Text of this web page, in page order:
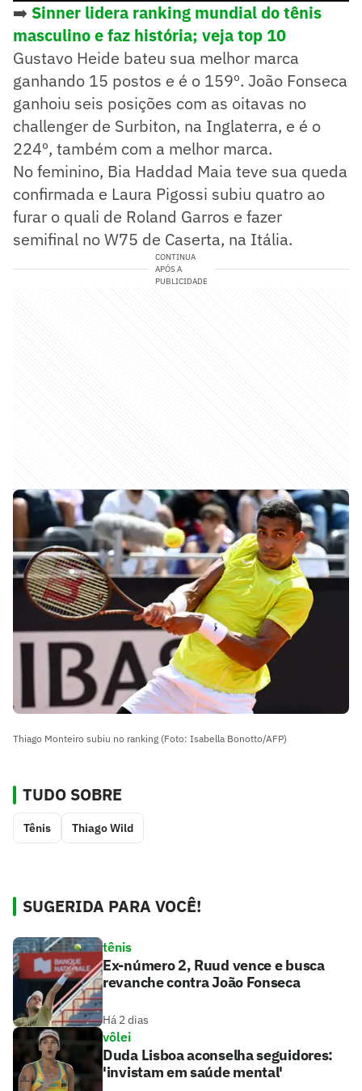
➡️ Sinner lidera ranking mundial do tênis
masculino e faz história; veja top 10
Gustavo Heide bateu sua melhor marca
ganhando 15 postos e é o 159º. João Fonseca
ganhoiu seis posições com as oitavas no
challenger de Surbiton, na Inglaterra, e é o
224º, também com a melhor marca.
No feminino, Bia Haddad Maia teve sua queda
confirmada e Laura Pigossi subiu quatro ao
furar o quali de Roland Garros e fazer
semifinal no W75 de Caserta, na Itália.
CONTINUA
APÓS A
PUBLICIDADE
Thiago Monteiro subiu no ranking (Foto: Isabella Bonotto/AFP)
TUDO SOBRE
Tênis Thiago Wild
SUGERIDA PARA VOCÊ!
tênis
Ex-número 2, Ruud vence e busca
revanche contra João Fonseca
Há 2 dias
vôlei
Duda Lisboa aconselha seguidores:
'invistam em saúde mental'